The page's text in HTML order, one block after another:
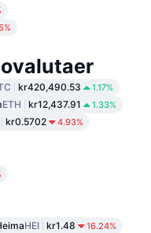
kr420,490.53 1.17%
ETH kr12,437.91 1.33%
kr0.5702 4.93%
HEI kr1.48 16.24%